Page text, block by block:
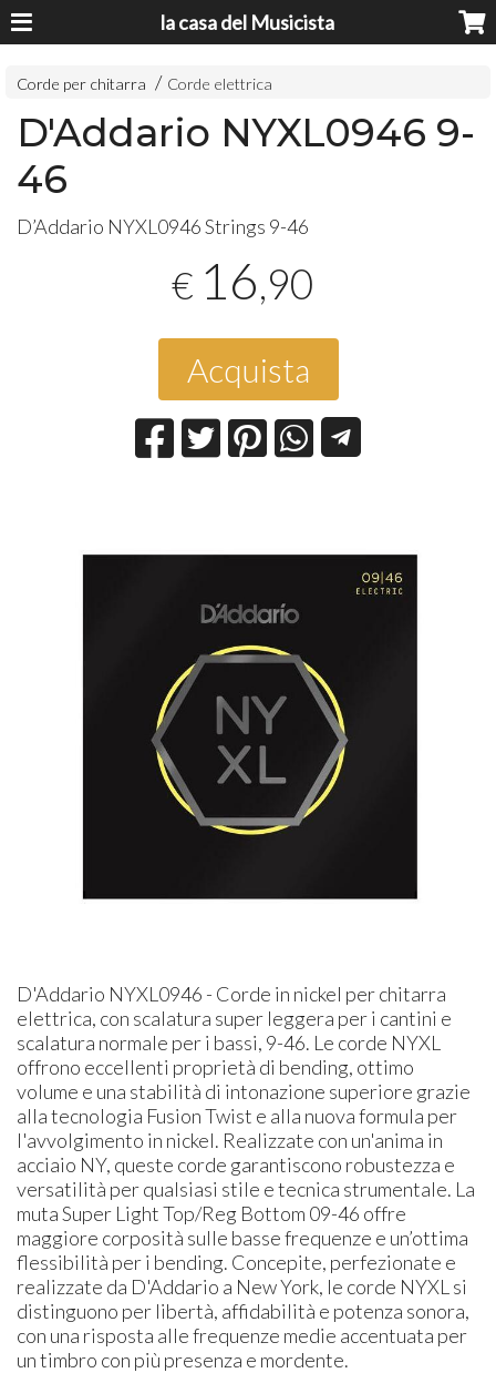
la casa del Musicista
Corde per chitarra Corde elettrica
D'Addario NYXL0946 9-
46
D’Addario NYXL0946 Strings 9-46
€ 16,90
Acquista
D'Addario NYXL0946 - Corde in nickel per chitarra
elettrica, con scalatura super leggera per i cantini e
scalatura normale per i bassi, 9-46. Le corde NYXL
offrono eccellenti proprietà di bending, ottimo
volume e una stabilità di intonazione superiore grazie
alla tecnologia Fusion Twist e alla nuova formula per
l'avvolgimento in nickel. Realizzate con un'anima in
acciaio NY, queste corde garantiscono robustezza e
versatilità per qualsiasi stile e tecnica strumentale. La
muta Super Light Top/Reg Bottom 09-46 offre
maggiore corposità sulle basse frequenze e un’ottima
flessibilità per i bending. Concepite, perfezionate e
realizzate da D'Addario a New York, le corde NYXL si
distinguono per libertà, affidabilità e potenza sonora,
con una risposta alle frequenze medie accentuata per
un timbro con più presenza e mordente.